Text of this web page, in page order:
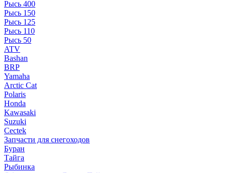
Рысь 400
Рысь 150
Рысь 125
Рысь 110
Рысь 50
ATV
Bashan
BRP
Yamaha
Arctic Cat
Polaris
Honda
Kawasaki
Suzuki
Cectek
Запчасти для снегоходов
Буран
Тайга
Рыбинка